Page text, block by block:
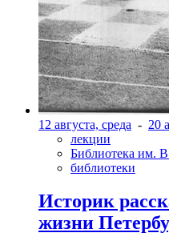
12 августа, среда - 20
лекции
Библиотека им.
библиотеки
Историк
жизни